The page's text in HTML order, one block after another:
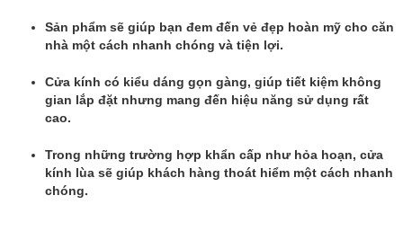
Sản phẩm sẽ giúp bạn đem đến vẻ đẹp hoàn mỹ cho căn
nhà một cách nhanh chóng và tiện lợi.
Cửa kính có kiểu dáng gọn gàng, giúp tiết kiệm không
gian lắp đặt nhưng mang đến hiệu năng sử dụng rất
cao.
Trong những trường hợp khẩn cấp như hỏa hoạn, cửa
kính lùa sẽ giúp khách hàng thoát hiểm một cách nhanh
chóng.